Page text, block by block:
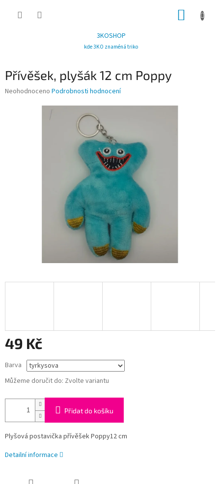
3KOSHOP
kde 3KO znaméná triko
Přívěšek, plyšák 12 cm Poppy
Průměrné
Neohodnoceno Podrobnosti hodnocení
49 Kč
cena:
Barva
Můžeme doručit do: Zvolte variantu
Přidat do košíku
Plyšová postavička přívěšek Poppy12 cm
Detailní informace